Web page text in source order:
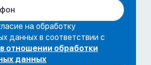
на обработку
данных в соответствии с
отношении обработки
данных